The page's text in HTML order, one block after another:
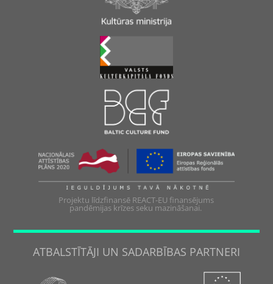
Projektu līdzfinansē REACT-EU finansējums
pandēmijas krīzes seku mazināšanai.
ATBALSTĪTĀJI UN SADARBĪBAS PARTNERI